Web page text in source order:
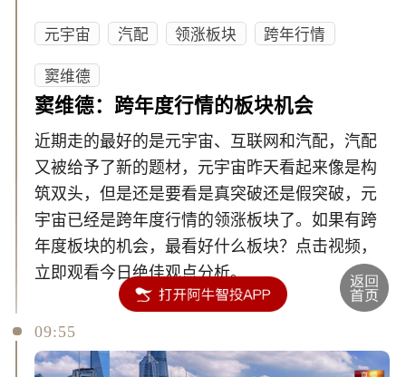
元宇宙 汽配 领涨板块
跨年行情
窦维德
窦维德：跨年度行情的板块机会
近期走的最好的是元宇宙、互联网和汽配，汽配
又被给予了新的题材，元宇宙昨天看起来像是构
筑双头，但是还是要看是真突破还是假突破，元
宇宙已经是跨年度行情的领涨板块了。如果有跨
年度板块的机会，最看好什么板块？点击视频，
立即观看今日绝佳观点分析。
09:55